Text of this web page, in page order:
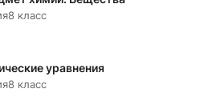
8 класс
уравнения
8 класс